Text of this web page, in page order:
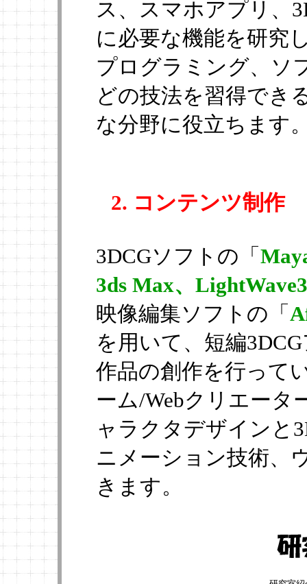
ス、スマホアプリ、
に必要な機能を研究
プログラミング、ソ
どの技法を習得でき
な分野に役立ちます
2. コンテンツ制作
3DCGソフトの「
3ds Max、
映像編集ソフトの「
を用いて、短編
作品の創作を行って
ーム/Webクリエータ
ャラクタデザインと
ニメーション技術、
きます。